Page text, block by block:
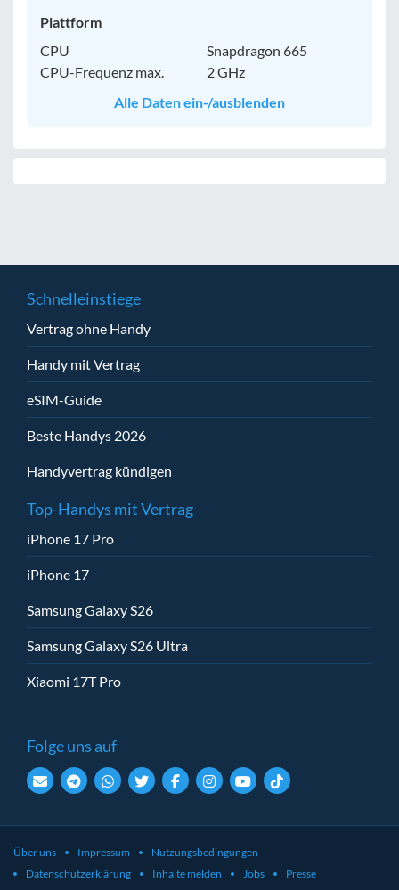
Plattform
CPU
Snapdragon 665
CPU-Frequenz max.
2 GHz
Alle Daten ein-/ausblenden
Schnelleinstiege
Vertrag ohne Handy
Handy mit Vertrag
eSIM-Guide
Beste Handys 2026
Handyvertrag kündigen
Top-Handys mit Vertrag
iPhone 17 Pro
iPhone 17
Samsung Galaxy S26
Samsung Galaxy S26 Ultra
Xiaomi 17T Pro
Folge uns auf
Über uns Impressum
Nutzungsbedingungen
Datenschutzerklärung
Inhalte melden Jobs
Presse